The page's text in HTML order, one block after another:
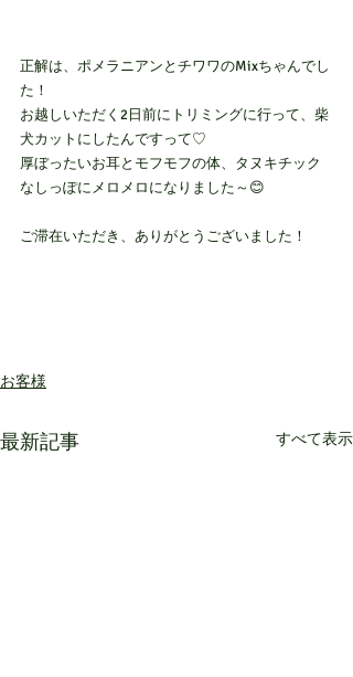
正解は、ポメラニアンとチワワのMixちゃんでし
た！
お越しいただく2日前にトリミングに行って、柴
犬カットにしたんですって♡
厚ぼったいお耳とモフモフの体、タヌキチック
なしっぽにメロメロになりました～😊
ご滞在いただき、ありがとうございました！
お客様
最新記事 すべて表示